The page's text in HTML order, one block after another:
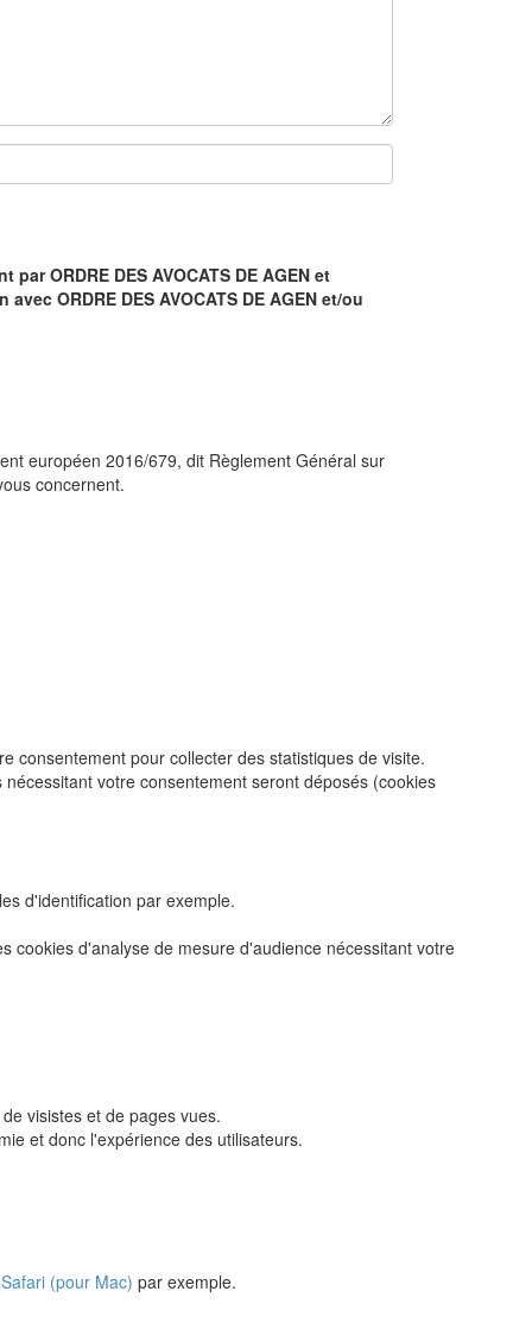
ORDRE DES AVOCATS DE AGEN et
ORDRE DES AVOCATS DE AGEN et/ou
européen 2016/679, dit Règlement Général sur
concernent.
consentement pour collecter des statistiques de visite.
votre consentement seront déposés (cookies
d'identification par exemple.
cookies d'analyse de mesure d'audience nécessitant votre
visistes et de pages vues.
et donc l'expérience des utilisateurs.
Safari (pour Mac) par exemple.